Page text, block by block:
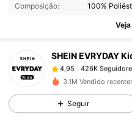
Composição: 100%
SHEIN EVRYDAY
426K
4,95 426K
4,95 426K
3.1M Vendido
Seguir